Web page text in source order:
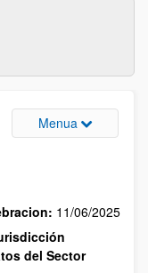
Menua
11/06/2025
del Sector